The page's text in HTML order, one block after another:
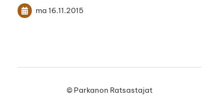
ma 16.11.2015
© Parkanon Ratsastajat